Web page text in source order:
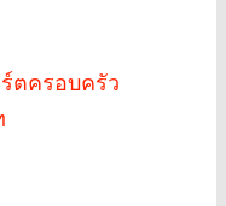
ตครอบครัว